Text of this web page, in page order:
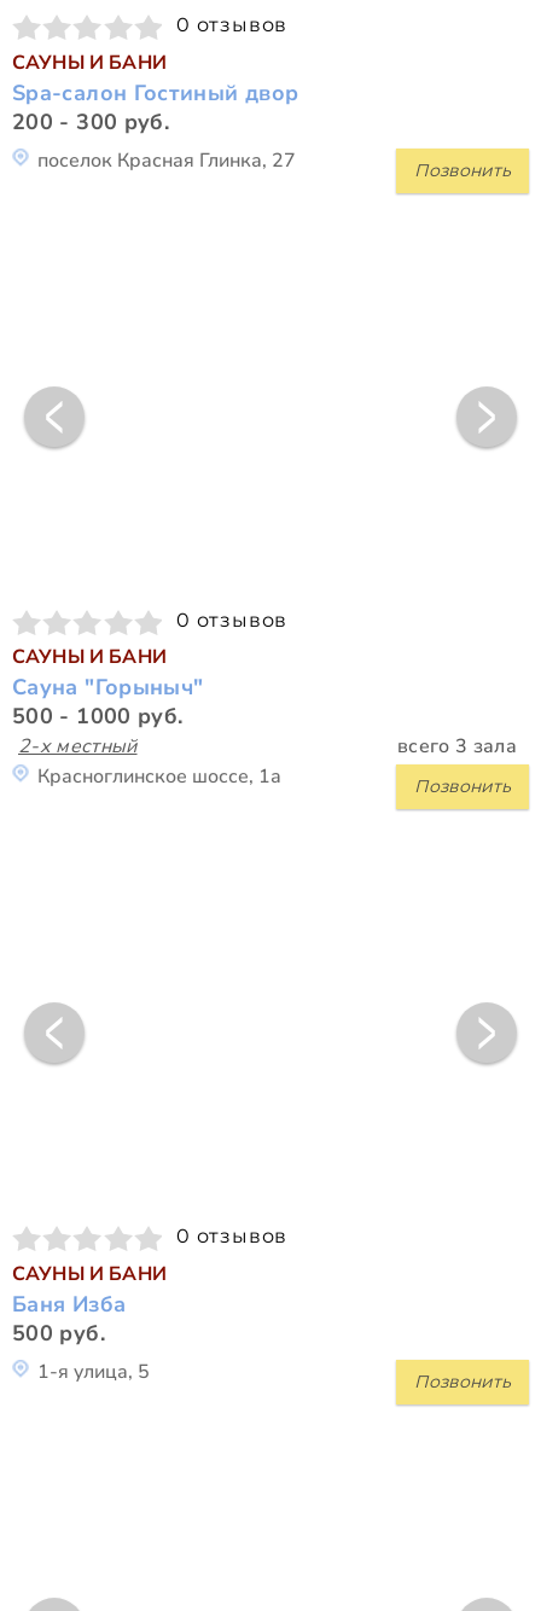
0 отзывов
САУНЫ И БАНИ
Spa-салон Гостиный двор
200 - 300 руб.
Позвонить
поселок Красная Глинка, 27
0 отзывов
САУНЫ И БАНИ
Сауна "Горыныч"
500 - 1000 руб.
2-х местный всего 3 зала
Позвонить
Красноглинское шоссе, 1а
0 отзывов
САУНЫ И БАНИ
Баня Изба
500 руб.
Позвонить
1-я улица, 5